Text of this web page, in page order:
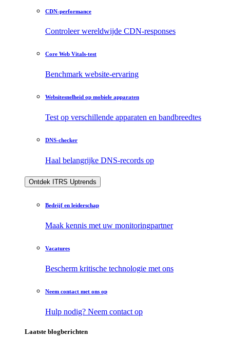
CDN-performance
Controleer wereldwijde CDN-responses
Core Web Vitals-test
Benchmark website-ervaring
Websitesnelheid op mobiele apparaten
Test op verschillende apparaten en bandbreedtes
DNS-checker
Haal belangrijke DNS-records op
Ontdek ITRS Uptrends
Bedrijf en leiderschap
Maak kennis met uw monitoringpartner
Vacatures
Bescherm kritische technologie met ons
Neem contact met ons op
Hulp nodig? Neem contact op
Laatste blogberichten